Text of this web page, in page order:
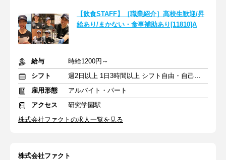
【飲食STAFF】［職業紹介］高校生歓迎/昇
給あり/まかない・食事補助あり[11810]A
給与
時給1200円～
シフト
週2日以上 1日3時間以上 シフト自由・自己申告
雇用形態
アルバイト・パート
アクセス
研究学園駅
株式会社ファクトの求人一覧を見る
株式会社ファクト